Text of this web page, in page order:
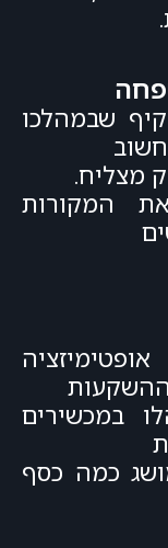
שבמהלכו
מצליח.
המקורות
במכשירים
כמה כסף